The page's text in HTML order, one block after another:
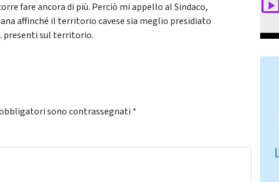
fare ancora di più. Perciò mi appello al Sindaco,
affinché il territorio cavese sia meglio presidiato
presenti sul territorio.
sono contrassegnati *